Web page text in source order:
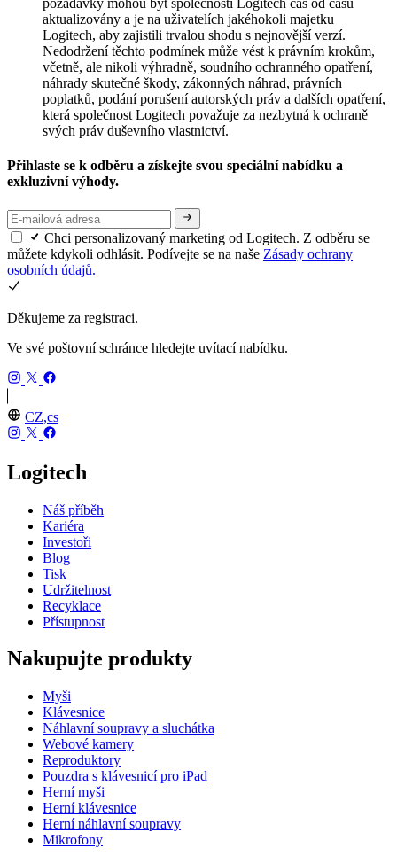
aktualizovány a je na uživatelích jakéhokoli majetku
Logitech, aby zajistili trvalou shodu s nejnovější verzí.
Nedodržení těchto podmínek může vést k právním krokům,
včetně, ale nikoli výhradně, soudního ochranného opatření,
náhrady skutečné škody, zákonných náhrad, právních
poplatků, podání porušení autorských práv a dalších opatření,
která společnost Logitech považuje za nezbytná k ochraně
svých práv duševního vlastnictví.
Přihlaste se k odběru a získejte svou speciální nabídku a
exkluzivní výhody.
Chci personalizovaný marketing od Logitech. Z odběru se
můžete kdykoli odhlásit. Podívejte se na naše Zásady ochrany
osobních údajů.
Děkujeme za registraci.
Ve své poštovní schránce hledejte uvítací nabídku.
CZ,cs
Logitech
Náš příběh
Kariéra
Investoři
Blog
Tisk
Udržitelnost
Recyklace
Přístupnost
Nakupujte produkty
Myši
Klávesnice
Náhlavní soupravy a sluchátka
Webové kamery
Reproduktory
Pouzdra s klávesnicí pro iPad
Herní myši
Herní klávesnice
Herní náhlavní soupravy
Mikrofony